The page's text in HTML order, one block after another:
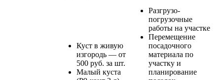
Куст в живую
изгородь — от
500 руб. за шт.
Малый куста
Разгрузо-
погрузочные
работы на участке
Перемещение
посадочного
материала по
участку и
планирование